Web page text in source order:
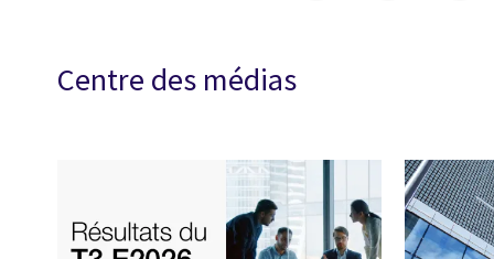
Centre des médias